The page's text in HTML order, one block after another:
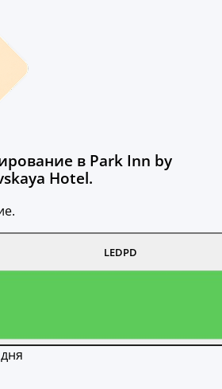
в Park Inn by
Hotel.
LEDPD